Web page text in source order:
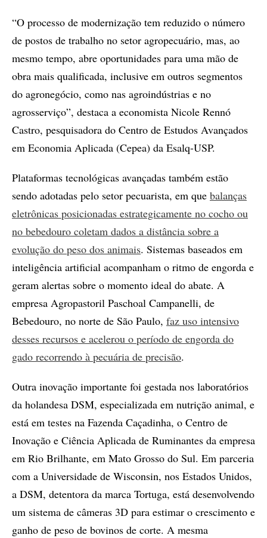
“O processo de modernização tem reduzido o número
de postos de trabalho no setor agropecuário, mas, ao
mesmo tempo, abre oportunidades para uma mão de
obra mais qualificada, inclusive em outros segmentos
do agronegócio, como nas agroindústrias e no
agrosserviço”, destaca a economista Nicole Rennó
Castro, pesquisadora do Centro de Estudos Avançados
em Economia Aplicada (Cepea) da Esalq-USP.
Plataformas tecnológicas avançadas também estão
sendo adotadas pelo setor pecuarista, em que balanças
eletrônicas posicionadas estrategicamente no cocho ou
no bebedouro coletam dados a distância sobre a
evolução do peso dos animais. Sistemas baseados em
inteligência artificial acompanham o ritmo de engorda e
geram alertas sobre o momento ideal do abate. A
empresa Agropastoril Paschoal Campanelli, de
Bebedouro, no norte de São Paulo, faz uso intensivo
desses recursos e acelerou o período de engorda do
gado recorrendo à pecuária de precisão.
Outra inovação importante foi gestada nos laboratórios
da holandesa DSM, especializada em nutrição animal, e
está em testes na Fazenda Caçadinha, o Centro de
Inovação e Ciência Aplicada de Ruminantes da empresa
em Rio Brilhante, em Mato Grosso do Sul. Em parceria
com a Universidade de Wisconsin, nos Estados Unidos,
a DSM, detentora da marca Tortuga, está desenvolvendo
um sistema de câmeras 3D para estimar o crescimento e
ganho de peso de bovinos de corte. A mesma